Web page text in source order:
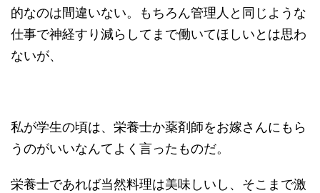
的なのは間違いない。もちろん管理人と同じような
仕事で神経すり減らしてまで働いてほしいとは思わ
ないが、
私が学生の頃は、栄養士か薬剤師をお嫁さんにもら
うのがいいなんてよく言ったものだ。
栄養士であれば当然料理は美味しいし、そこまで激